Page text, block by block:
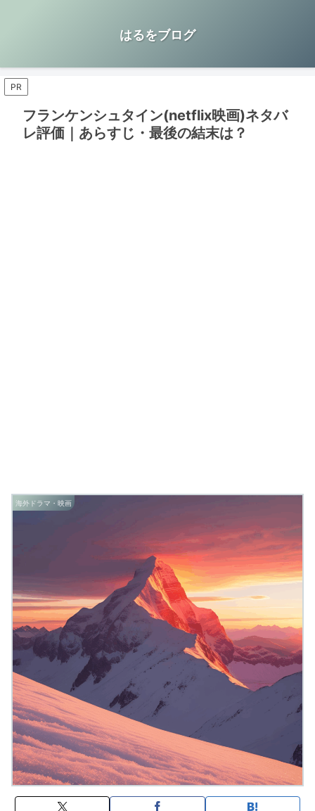
はるをブログ
PR
フランケンシュタイン(netflix映画)ネタバ
レ評価｜あらすじ・最後の結末は？
海外ドラマ・映画